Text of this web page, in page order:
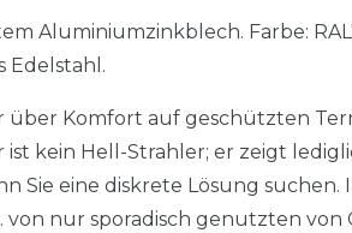
Aluminiumzinkblech. Farbe:
Edelstahl.
über Komfort auf geschützten
ist kein Hell-Strahler; er zeigt
Sie eine diskrete Lösung suchen.
von nur sporadisch genutzten